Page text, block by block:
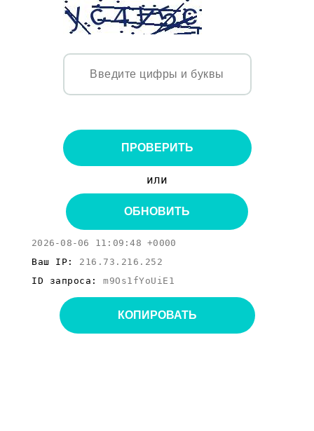
ПРОВЕРИТЬ
или
ОБНОВИТЬ
2026-08-06 11:09:48 +0000
Ваш IP: 216.73.216.252
ID запроса: m9Os1fYoUiE1
КОПИРОВАТЬ